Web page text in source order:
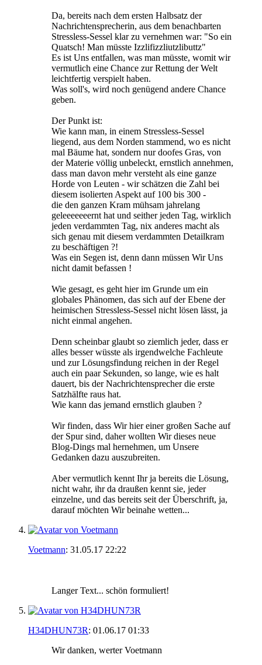
Da, bereits nach dem ersten Halbsatz der
Nachrichtensprecherin, aus dem benachbarten
Stressless-Sessel klar zu vernehmen war: "So ein
Quatsch! Man müsste Izzlifizzliutzlibuttz"
Es ist Uns entfallen, was man müsste, womit wir
vermutlich eine Chance zur Rettung der Welt
leichtfertig verspielt haben.
Was soll's, wird noch genügend andere Chance
geben.
Der Punkt ist:
Wie kann man, in einem Stressless-Sessel
liegend, aus dem Norden stammend, wo es nicht
mal Bäume hat, sondern nur doofes Gras, von
der Materie völlig unbeleckt, ernstlich annehmen,
dass man davon mehr versteht als eine ganze
Horde von Leuten - wir schätzen die Zahl bei
diesem isolierten Aspekt auf 100 bis 300 -
die den ganzen Kram mühsam jahrelang
geleeeeeeernt hat und seither jeden Tag, wirklich
jeden verdammten Tag, nix anderes macht als
sich genau mit diesem verdammten Detailkram
zu beschäftigen ?!
Was ein Segen ist, denn dann müssen Wir Uns
nicht damit befassen !
Wie gesagt, es geht hier im Grunde um ein
globales Phänomen, das sich auf der Ebene der
heimischen Stressless-Sessel nicht lösen lässt, ja
nicht einmal angehen.
Denn scheinbar glaubt so ziemlich jeder, dass er
alles besser wüsste als irgendwelche Fachleute
und zur Lösungsfindung reichen in der Regel
auch ein paar Sekunden, so lange, wie es halt
dauert, bis der Nachrichtensprecher die erste
Satzhälfte raus hat.
Wie kann das jemand ernstlich glauben ?
Wir finden, dass Wir hier einer großen Sache auf
der Spur sind, daher wollten Wir dieses neue
Blog-Dings mal hernehmen, um Unsere
Gedanken dazu auszubreiten.
Aber vermutlich kennt Ihr ja bereits die Lösung,
nicht wahr, ihr da draußen kennt sie, jeder
einzelne, und das bereits seit der Überschrift, ja,
darauf möchten Wir beinahe wetten...
Voetmann: 31.05.17 22:22
Langer Text... schön formuliert!
H34DHUN73R: 01.06.17 01:33
Wir danken, werter Voetmann